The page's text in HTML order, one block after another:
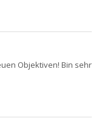
Objektiven! Bin sehr